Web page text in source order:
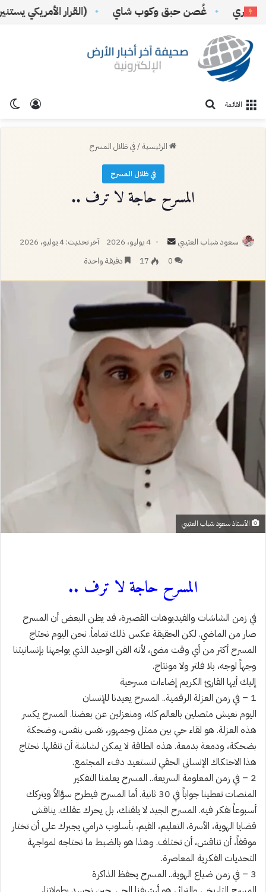
غُصن حبق وكوب شاي (القرار الأمريكي يستنير
تسجيل القائمة
الرئيسية/في ظلال المسرح
في ظلال المسرح
المسرح حاجة لا ترف ..
سعود شباب العتيبي
أرسل
بريدا
4 يوليو، 2026
آخر تحديث: 4 يوليو، 2026
0
17 دقيقة واحدة
الأستاذ سعود شباب العتيبي
المسرح حاجة لا ترف ..
في زمن الشاشات والفيديوهات القصيرة، قد يظن البعض أن المسرح
صار من الماضي. لكن الحقيقة عكس ذلك تماماً. نحن اليوم نحتاج
المسرح أكثر من أي وقت مضى، لأنه الفن الوحيد الذي يواجهنا بإنسانيتنا
وجهاً لوجه، بلا فلتر ولا مونتاج.
إليك أيها القارئ الكريم إضاءات مسرحية
1 – في زمن العزلة الرقمية.. المسرح يعيدنا للإنسان
اليوم نعيش متصلين بالعالم كله، ومنعزلين عن بعضنا. المسرح يكسر
هذه العزلة. هو لقاء حي بين ممثل وجمهور، نفس بنفس، وضحكة
بضحكة، ودمعة بدمعة. هذه الطاقة لا يمكن لشاشة أن تنقلها. نحتاج
هذا الاحتكاك الإنساني الحقي لنستعيد دفء المجتمع.
2 – في زمن المعلومة السريعة.. المسرح يعلمنا التفكير
المنصات تعطينا جواباً في 30 ثانية. أما المسرح فيطرح سؤالاً ويتركك
أسبوعاً تفكر فيه. المسرح الجيد لا يلقنك، بل يحرك عقلك. يناقش
قضايا الهوية، الأسرة، التعليم، القيم، بأسلوب درامي يجبرك على أن تختار
موقفاً، أن تناقش، أن تختلف. وهذا هو بالضبط ما نحتاجه لمواجهة
التحديات الفكرية المعاصرة.
3 – في زمن ضياع الهوية.. المسرح يحفظ الذاكرة